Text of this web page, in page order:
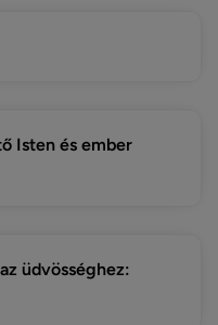
Isten és ember
üdvösséghez: